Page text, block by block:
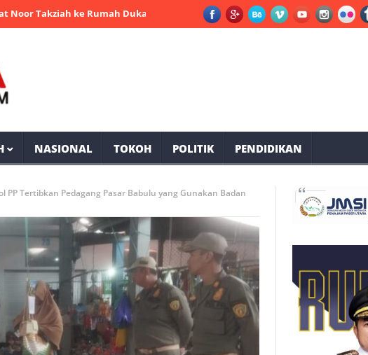
ke Rumah Duka Mantan Bupati PPU Andi Harahap Selama Operasi
NASIONAL TOKOH POLITIK PENDIDIKAN
PP Tertibkan Pedagang Pasar Babulu yang Gunakan Badan